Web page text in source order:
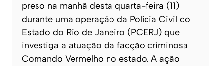
preso na manhã desta quarta-feira (11)
durante uma operação da Polícia Civil do
Estado do Rio de Janeiro (PCERJ) que
investiga a atuação da facção criminosa
Comando Vermelho no estado. A ação